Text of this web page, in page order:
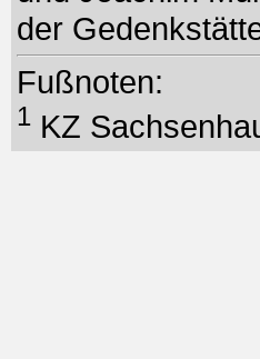
der
Fußnoten:
1 KZ